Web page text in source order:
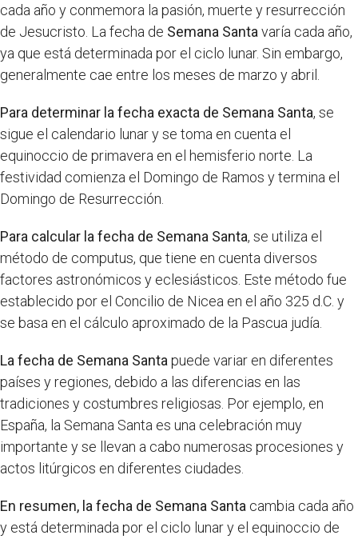
cada año y conmemora la pasión, muerte y resurrección
de Jesucristo. La fecha de Semana Santa varía cada año,
ya que está determinada por el ciclo lunar. Sin embargo,
generalmente cae entre los meses de marzo y abril.
Para determinar la fecha exacta de Semana Santa, se
sigue el calendario lunar y se toma en cuenta el
equinoccio de primavera en el hemisferio norte. La
festividad comienza el Domingo de Ramos y termina el
Domingo de Resurrección.
Para calcular la fecha de Semana Santa, se utiliza el
método de computus, que tiene en cuenta diversos
factores astronómicos y eclesiásticos. Este método fue
establecido por el Concilio de Nicea en el año 325 d.C. y
se basa en el cálculo aproximado de la Pascua judía.
La fecha de Semana Santa puede variar en diferentes
países y regiones, debido a las diferencias en las
tradiciones y costumbres religiosas. Por ejemplo, en
España, la Semana Santa es una celebración muy
importante y se llevan a cabo numerosas procesiones y
actos litúrgicos en diferentes ciudades.
En resumen, la fecha de Semana Santa cambia cada año
y está determinada por el ciclo lunar y el equinoccio de